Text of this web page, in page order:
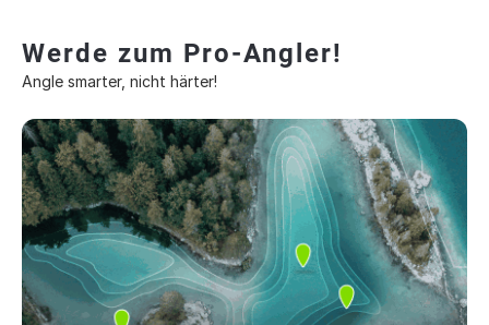
Werde zum Pro-Angler!
Angle smarter, nicht härter!